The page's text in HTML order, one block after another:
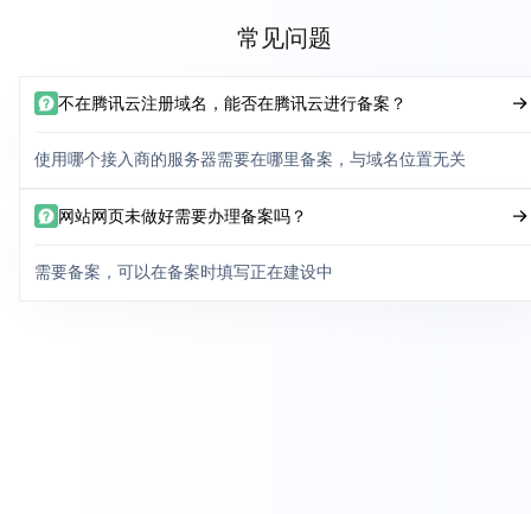
常见问题
不在腾讯云注册域名，能否在腾讯云进行备案？
使用哪个接入商的服务器需要在哪里备案，与域名位置无关
网站网页未做好需要办理备案吗？
需要备案，可以在备案时填写正在建设中